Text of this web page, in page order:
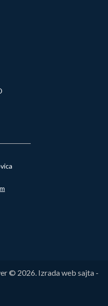
© 2026. Izrada web sajta -